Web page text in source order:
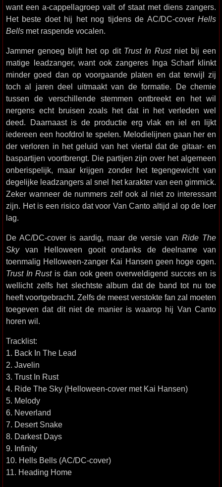
want een a-cappellagroep valt of staat met diens zangers.
Het beste doet hij het nog tijdens de AC/DC-cover Hells
Bells met raspende vocalen.
Jammer genoeg blijft het op dit Trust In Rustniet bij een
matige leadzanger, want ook zangeres Inga Scharf klinkt
minder goed dan op voorgaande platen en dat terwijl zij
toch al jaren deel uitmaakt van de formatie. De chemie
tussen de verschillende stemmen ontbreekt en het wil
nergens echt bruisen zoals het dat in het verleden wel
deed. Daarnaast is de productie erg vlak en iel en lijkt
iedereen een hoofdrol te spelen. Melodielijnen gaan her en
der verloren in het geluid van het viertal dat de gitaar- en
baspartijen voortbrengt. Die partijen zijn over het algemeen
onberispelijk, maar krijgen zonder het tegengewicht van
degelijke leadzangers al snel het karakter van een gimmick.
Zeker wanneer de nummers zelf ook al niet zo interessant
zijn. Het is een risico dat voor Van Canto altijd al op de loer
lag.
De AC/DC-cover is aardig, maar de versie van Ride The
Skyvan Helloween gooit ondanks de deelname van
toenmalig Helloween-zanger Kai Hansen geen hoge ogen.
Trust In Rustis dan ook geen overweldigend succes en is
wellicht zelfs het slechtste album dat de band tot nu toe
heeft voortgebracht. Zelfs de meest verstokte fan zal moeten
toegeven dat dit niet de manier is waarop hij Van Canto
horen wil.
Tracklist:
1. Back In The Lead
2. Javelin
3. Trust In Rust
4. Ride The Sky (Helloween-cover met Kai Hansen)
5. Melody
6. Neverland
7. Desert Snake
8. Darkest Days
9. Infinity
10. Hells Bells (AC/DC-cover)
11. Heading Home